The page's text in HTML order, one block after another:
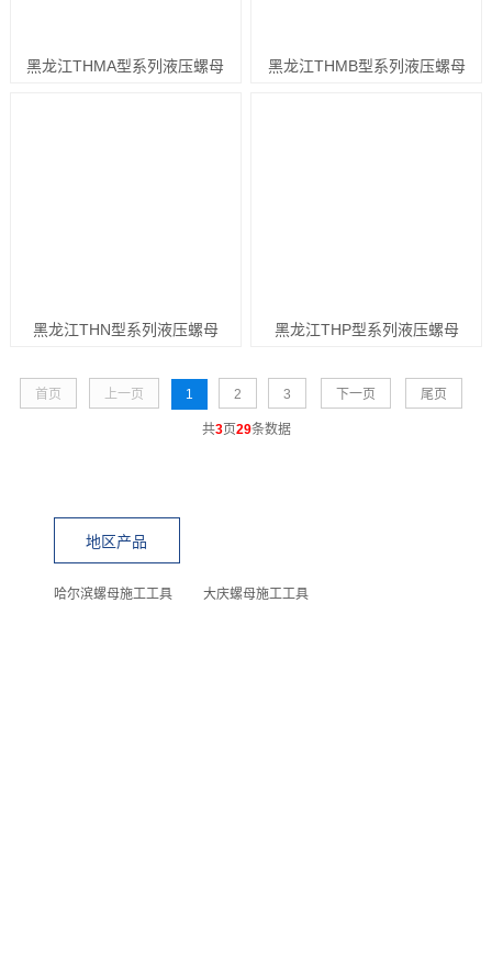
黑龙江THMA型系列液压螺母 黑龙江THMB型系列液压螺母
黑龙江THN型系列液压螺母 黑龙江THP型系列液压螺母
首页 上一页 1 2 3 下一页 尾页
共3页29条数据
地区产品
哈尔滨螺母施工工具 大庆螺母施工工具